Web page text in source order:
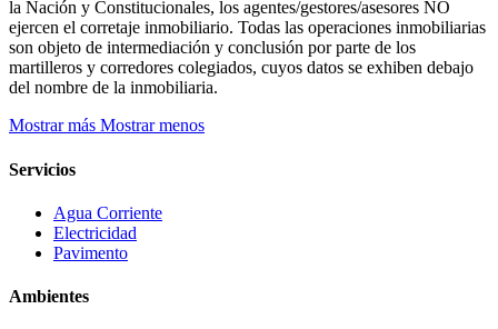
la Nación y Constitucionales, los agentes/gestores/asesores NO
ejercen el corretaje inmobiliario. Todas las operaciones inmobiliarias
son objeto de intermediación y conclusión por parte de los
martilleros y corredores colegiados, cuyos datos se exhiben debajo
del nombre de la inmobiliaria.
Mostrar más Mostrar menos
Servicios
Agua Corriente
Electricidad
Pavimento
Ambientes